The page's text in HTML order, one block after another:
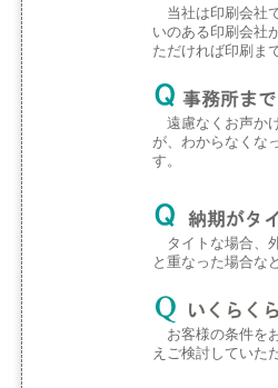
当社は印刷会社
いのある印刷会社
ただければ印刷ま
遠慮なくお声か
が、わからなくな
す。
タイトな場合、
と重なった場合な
お客様の条件を
えご検討していた